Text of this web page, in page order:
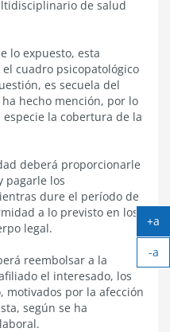
de salud
lo expuesto, esta
cuadro psicopatológico
es secuela del
hecho mención, por lo
la cobertura de la
deberá proporcionarle
pagarle los
dure el período de
a lo previsto en los
legal.
reembolsar a la
el interesado, los
motivados por la afección
según se ha
+a
-a